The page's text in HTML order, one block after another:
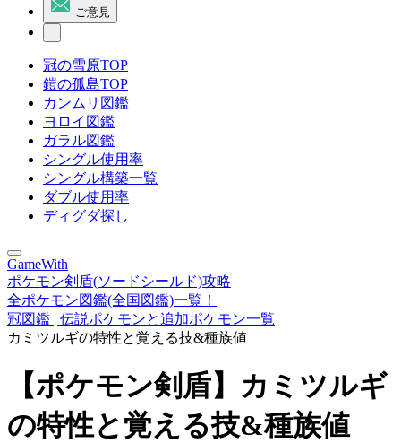
ご意見
冠の雪原TOP
鎧の孤島TOP
カンムリ図鑑
ヨロイ図鑑
ガラル図鑑
シングル使用率
シングル構築一覧
ダブル使用率
ディグダ探し
GameWith
ポケモン剣盾(ソードシールド)攻略
全ポケモン図鑑(全国図鑑)一覧！
冠図鑑 | 伝説ポケモンと追加ポケモン一覧
カミツルギの特性と覚える技&種族値
【ポケモン剣盾】カミツルギ
の特性と覚える技&種族値